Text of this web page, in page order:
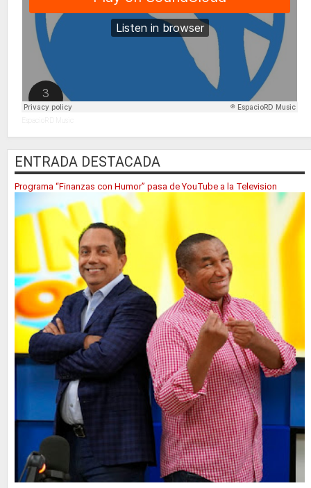
EspacioRD Music
ENTRADA DESTACADA
Programa “Finanzas con Humor” pasa de YouTube a la Television